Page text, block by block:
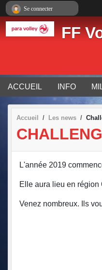
FF
ACCUEIL INFO
Accueil Les news
L'année 2019
Elle aura lieu en
Venez nombreux. Ils
Se connecter
Panneau de gestion des